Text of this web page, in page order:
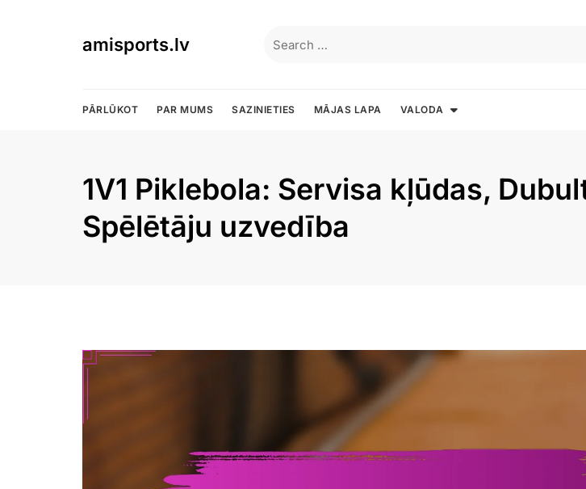
amisports.lv
for:
PĀRLŪKOT PAR MUMS SAZINIETIES MĀJAS LAPA VALODA
1V1 Piklebola: Servisa kļūdas,
Spēlētāju uzvedība